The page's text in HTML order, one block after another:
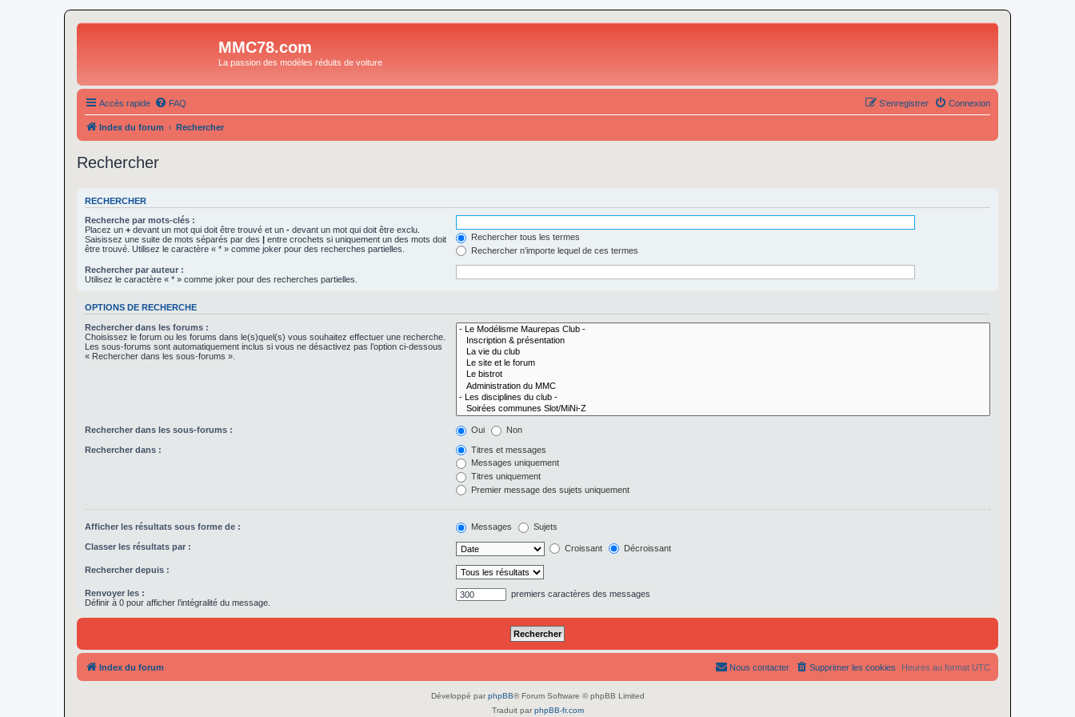
MMC78.com
La passion des modèles réduits de voiture
Accès rapide FAQ Connexion
S’enregistrer
Index du forum Rechercher
Rechercher
RECHERCHER
Recherche par mots-clés :
Placez un + devant un mot qui doit être trouvé et un - devant un mot qui doit être exclu.
Saisissez une suite de mots séparés par des | entre crochets si uniquement un des mots doit
être trouvé. Utilisez le caractère « * » comme joker pour des recherches partielles.
Rechercher tous les termes
Rechercher n’importe lequel de ces termes
Rechercher par auteur :
Utilisez le caractère « * » comme joker pour des recherches partielles.
OPTIONS DE RECHERCHE
Rechercher dans les forums :
Choisissez le forum ou les forums dans le(s)quel(s) vous souhaitez effectuer une recherche.
Les sous-forums sont automatiquement inclus si vous ne désactivez pas l’option ci-dessous
« Rechercher dans les sous-forums ».
Rechercher dans les sous-forums : Oui Non
Rechercher dans :
Titres et messages
Messages uniquement
Titres uniquement
Premier message des sujets uniquement
Afficher les résultats sous forme de : Messages Sujets
Classer les résultats par : Croissant Décroissant
Rechercher depuis :
Renvoyer les :
Définir à 0 pour afficher l’intégralité du message.
premiers caractères des messages
Index du forum Heures au format UTC
Supprimer les cookies
Nous contacter
Développé par phpBB® Forum Software © phpBB Limited
Traduit par phpBB-fr.com